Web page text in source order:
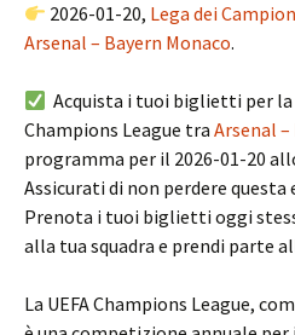
2026-01-20, Lega dei
Arsenal – Bayern Monaco.
Acquista i tuoi biglietti per
Champions League tra Arsenal –
programma per il 2026-01-20
Assicurati di non perdere
Prenota i tuoi biglietti oggi
alla tua squadra e prendi parte
La UEFA Champions League,